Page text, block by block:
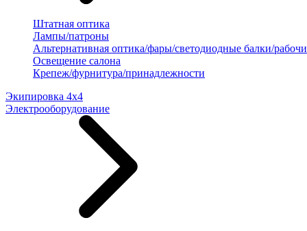
Штатная оптика
Лампы/патроны
Альтернативная оптика/фары/светодиодные балки/
Освещение салона
Крепеж/фурнитура/принадлежности
Экипировка 4х4
Электрооборудование